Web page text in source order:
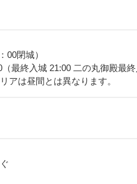
00閉城）
最終入城 21:00 二の丸御殿最終
アは昼間とは異なります。